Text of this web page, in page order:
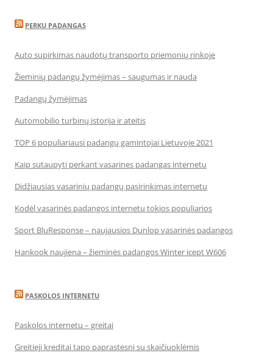
PERKU PADANGAS
Auto supirkimas naudotų transporto priemonių rinkoje
Žieminių padangų žymėjimas – saugumas ir nauda
Padangų žymėjimas
Automobilio turbinų istorija ir ateitis
TOP 6 populiariausi padangų gamintojai Lietuvoje 2021
Kaip sutaupyti perkant vasarines padangas internetu
Didžiausias vasarinių padangų pasirinkimas internetu
Kodėl vasarinės padangos internetu tokios populiarios
Sport BluResponse – naujausios Dunlop vasarinės padangos
Hankook naujiena – žieminės padangos Winter icept W606
PASKOLOS INTERNETU
Paskolos internetu – greitai
Greitieji kreditai tapo paprastesni su skaičiuoklėmis